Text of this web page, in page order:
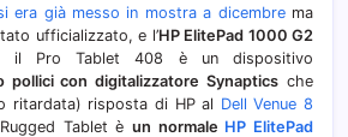
era già messo in mostra a dicembrema
ufficializzato, e l’HP ElitePad 1000 G2
il Pro Tablet 408 è un dispositivo
pollici con digitalizzatore Synaptics che
ritardata) risposta di HP al Dell Venue 8
Tablet è un normale HP ElitePad